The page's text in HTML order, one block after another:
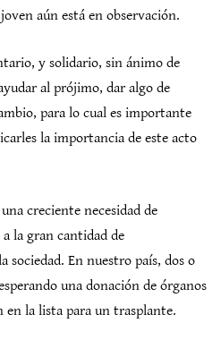
aún está en observación.
y solidario, sin ánimo de
al prójimo, dar algo de
para lo cual es importante
la importancia de este acto
creciente necesidad de
la gran cantidad de
sociedad. En nuestro país, dos o
una donación de órganos
en la lista para un trasplante.